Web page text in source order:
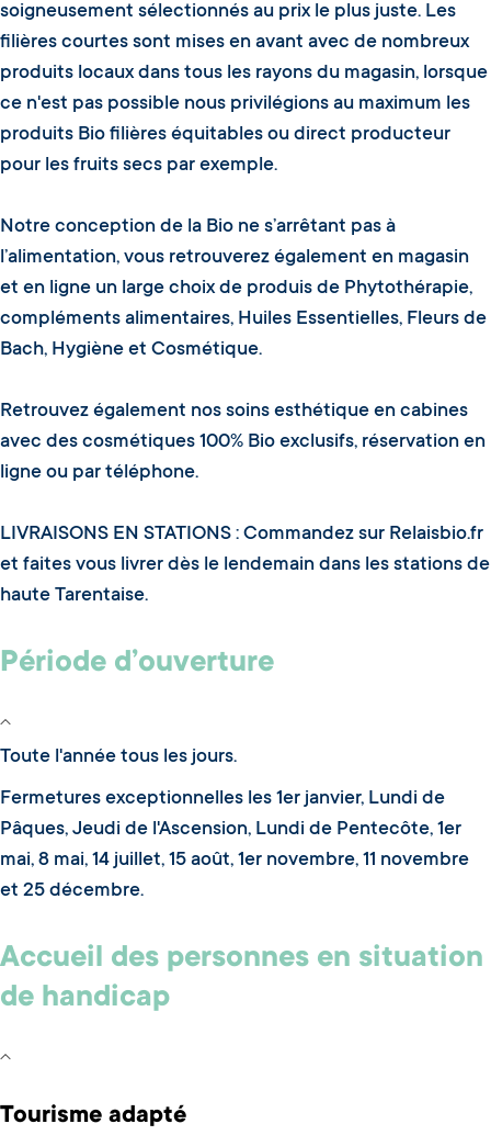
soigneusement sélectionnés au prix le plus juste. Les
filières courtes sont mises en avant avec de nombreux
produits locaux dans tous les rayons du magasin, lorsque
ce n'est pas possible nous privilégions au maximum les
produits Bio filières équitables ou direct producteur
pour les fruits secs par exemple.
Notre conception de la Bio ne s’arrêtant pas à
l’alimentation, vous retrouverez également en magasin
et en ligne un large choix de produis de Phytothérapie,
compléments alimentaires, Huiles Essentielles, Fleurs de
Bach, Hygiène et Cosmétique.
Retrouvez également nos soins esthétique en cabines
avec des cosmétiques 100% Bio exclusifs, réservation en
ligne ou par téléphone.
LIVRAISONS EN STATIONS : Commandez sur Relaisbio.fr
et faites vous livrer dès le lendemain dans les stations de
haute Tarentaise.
Période d’ouverture
Toute l'année tous les jours.
Fermetures exceptionnelles les 1er janvier, Lundi de
Pâques, Jeudi de l'Ascension, Lundi de Pentecôte, 1er
mai, 8 mai, 14 juillet, 15 août, 1er novembre, 11 novembre
et 25 décembre.
Accueil des personnes en situation
de handicap
Tourisme adapté